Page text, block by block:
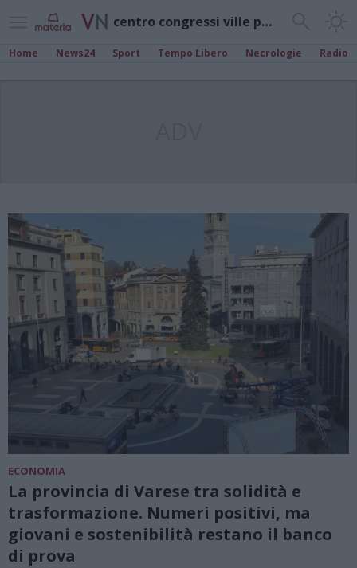
centro congressi ville ponti
Home News24 Sport Tempo Libero Necrologie Radio
ECONOMIA
La provincia di Varese tra solidità e
trasformazione. Numeri positivi, ma
giovani e sostenibilità restano il banco
di prova